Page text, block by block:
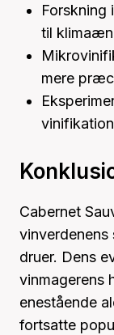
Forskning
til
mere
Cabernet
druer. Dens
vinmagerens
enestående
fortsatte